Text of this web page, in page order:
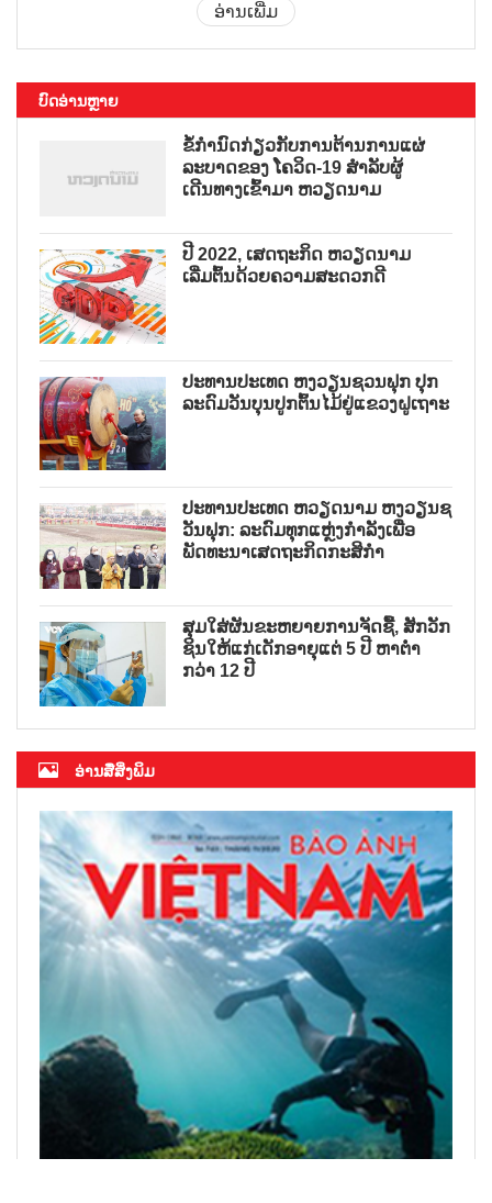
ອ່ານເພີ່ມ
ບົດອ່ານຫຼາຍ
ຂໍ້ກຳນົດກ່ຽວກັບການຕ້ານການແຜ່
ລະບາດຂອງ ໂຄວິດ-19 ສຳລັບຜູ້
ເດີນທາງເຂົ້າມາ ຫວຽດນາມ
ປີ 2022, ເສດຖະກິດ ຫວຽດນາມ
ເລີ່ມຕົ້ນດ້ວຍຄວາມສະດວກດີ
ປະທານປະເທດ ຫງວຽນຊວນຟຸກ ປຸກ
ລະດົມວັນບຸນປູກຕົ້ນໄມ້ຢູ່ແຂວງຝູເຖາະ
ປະທານປະເທດ ຫວຽດນາມ ຫງວຽນຊ
ວັນຟຸກ: ລະດົມທຸກແຫຼ່ງກຳລັງເພື່ອ
ພັດທະນາເສດຖະກິດກະສິກຳ
ສຸມໃສ່ຜັນຂະຫຍາຍການຈັດຊື້, ສັກວັກ
ຊິນໃຫ້ແກ່ເດັກອາຍຸແຕ່ 5 ປີ ຫາຕ່ຳ
ກວ່າ 12 ປີ
ອ່ານສື່ສິ່ງພິມ